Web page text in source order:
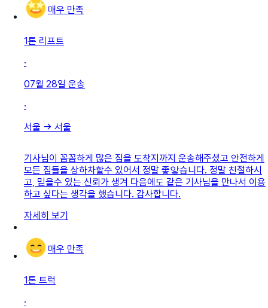
매우 만족
1톤 리프트
·
07월 28일 운송
·
서울 → 서울
기사님이 꼼꼼하게 많은 짐을 도착지까지 운송해주셨고 안전하게
모든 짐들을 상하차할수 있어서 정말 좋앟습니다. 정말 친절하시
고, 믿을수 있는 신뢰가 생겨 다음에도 같은 기사님을 만나서 이용
하고 싶다는 생각을 했습니다. 감사합니다.
자세히 보기
매우 만족
1톤 트럭
·